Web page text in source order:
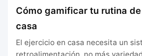
Cómo gamificar tu rutina
casa
El ejercicio en casa necesita un